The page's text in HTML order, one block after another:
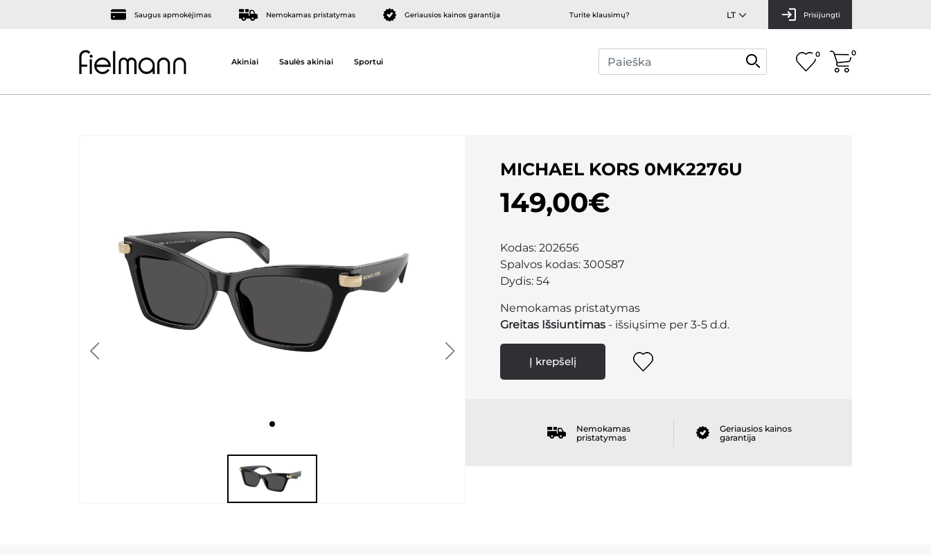
Saugus apmokėjimas Nemokamas pristatymas Geriausios kainos garantija Turite klausimų? Prisijungti
Akiniai Saulės akiniai Sportui
0 0
MICHAEL KORS 0MK2276U
149,00€
Kodas: 202656
Spalvos kodas: 300587
Dydis: 54
Nemokamas pristatymas
Greitas Išsiuntimas - išsiųsime per 3-5 d.d.
Į krepšelį
Nemokamas
pristatymas
Geriausios kainos
garantija